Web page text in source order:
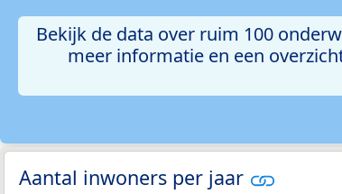
Bekijk de data over ruim 100
meer informatie en een
Aantal inwoners per jaar